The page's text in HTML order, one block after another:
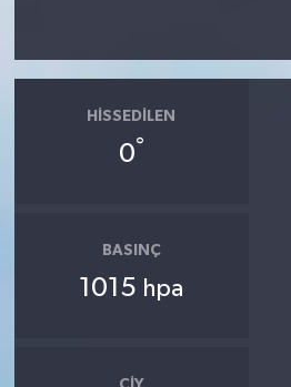
HISSEDILEN
0°
BASINÇ
1015 hpa